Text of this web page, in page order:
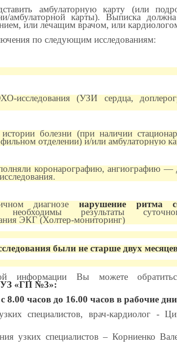
амбулаторную карту (или
амбулаторной карты). Выписка
или лечащим врачом, или
по следующим исследованиям:
исследования (УЗИ сердца,
болезни (при наличии
отделении) и/или амбулаторную
коронарографию, ангиографию —
диагнозенарушение ритма
необходимы результаты
ЭКГ (Холтер-мониторинг)
были не старше двух
информации Вы можете
«ГП №3»:
8.00 часов до 16.00 часов в рабочие дни
специалистов, врач-кардиолог -
узких специалистов – Корниенко